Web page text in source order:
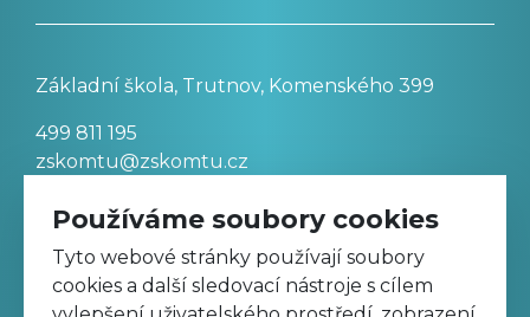
Základní škola, Trutnov, Komenského 399
499 811 195
zskomtu@zskomtu.cz
Prohlášení o přístupnosti stránek
Nastavení cookies
Používáme soubory cookies
Tyto webové stránky používají soubory
cookies a další sledovací nástroje s cílem